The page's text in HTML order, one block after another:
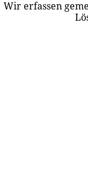
Wir erfassen